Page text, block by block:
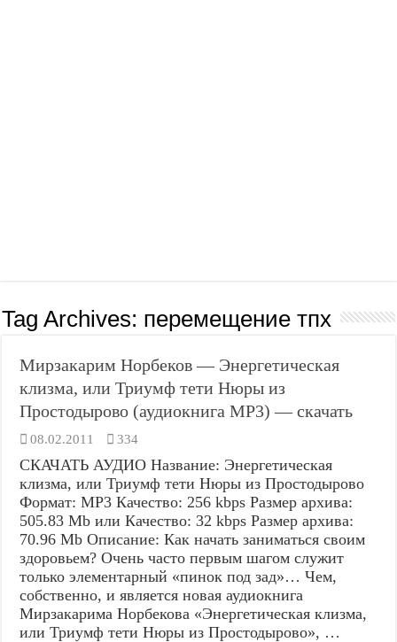
Tag Archives: перемещение тпх
Мирзакарим Норбеков — Энергетическая
клизма, или Триумф тети Нюры из
Простодырово (аудиокнига MP3) — скачать
08.02.2011 334
СКАЧАТЬ АУДИО Название: Энергетическая
клизма, или Триумф тети Нюры из Простодырово
Формат: MP3 Качество: 256 kbps Размер архива:
505.83 Mb или Качество: 32 kbps Размер архива:
70.96 Mb Описание: Как начать заниматься своим
здоровьем? Очень часто первым шагом служит
только элементарный «пинок под зад»… Чем,
собственно, и является новая аудиокнига
Мирзакарима Норбекова «Энергетическая клизма,
или Триумф тети Нюры из Простодырово», …